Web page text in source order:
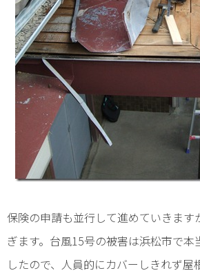
保険の申請も並行して進めていきます
ぎます。台風15号の被害は浜松市で本
したので、人員的にカバーしきれず屋